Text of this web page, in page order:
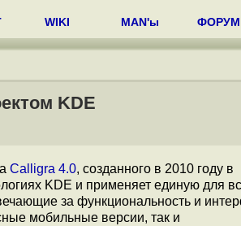
WIKI MAN'ы ФОРУМ
KDE
Calligra 4.0, созданного в 2010 году в
KDE и применяет единую для
за функциональность и
мобильные версии, так и